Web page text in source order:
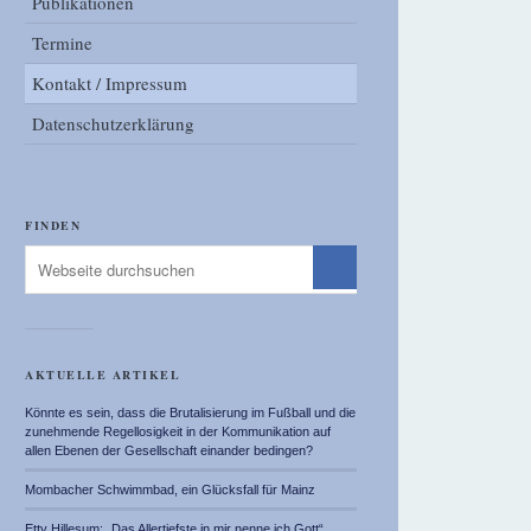
Termine
Kontakt / Impressum
Datenschutzerklärung
FINDEN
AKTUELLE ARTIKEL
Könnte es sein, dass die Brutalisierung im Fußball und die
zunehmende Regellosigkeit in der Kommunikation auf
allen Ebenen der Gesellschaft einander bedingen?
Mombacher Schwimmbad, ein Glücksfall für Mainz